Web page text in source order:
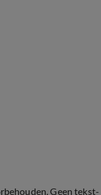
Geen tekst-